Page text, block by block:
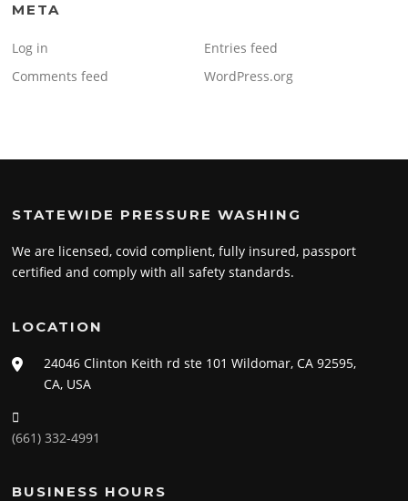
META
Log in
Entries feed
Comments feed
WordPress.org
STATEWIDE PRESSURE WASHING
We are licensed, covid complient, fully insured, passport
certified and comply with all safety standards.
LOCATION
24046 Clinton Keith rd ste 101 Wildomar, CA 92595,
CA, USA
(661) 332-4991
BUSINESS HOURS